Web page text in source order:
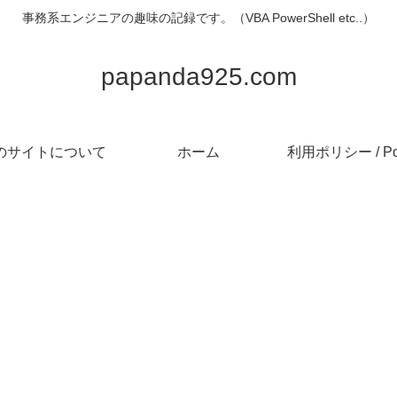
事務系エンジニアの趣味の記録です。（VBA PowerShell etc..）
papanda925.com
サイトについて ホーム 利用ポリシー /